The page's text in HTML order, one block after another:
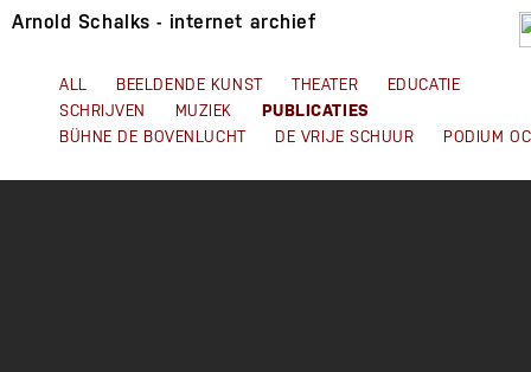
Arnold Schalks - internet archief
ALL BEELDENDE KUNST THEATER
EDUCATIE
SCHRIJVEN
MUZIEK PUBLICATIES
BÜHNE DE BOVENLUCHT DE VRIJE SCHUUR PODIUM